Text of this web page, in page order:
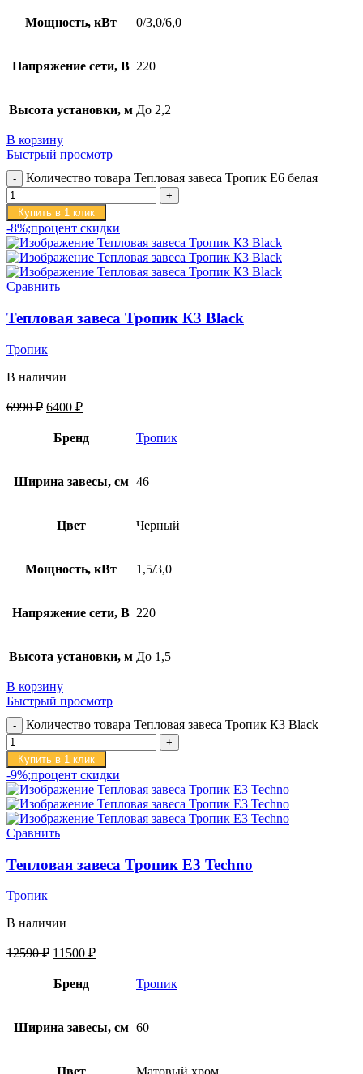
Мощность, кВт 0/3,0/6,0
Напряжение сети, В 220
Высота установки, м До 2,2
В корзину
Быстрый просмотр
Количество товара Тепловая завеса Тропик E6 белая
Купить в 1 клик
-8%;процент скидки
Сравнить
Тепловая завеса Тропик К3 Black
Тропик
В наличии
6990₽ 6400 ₽
Бренд Тропик
Ширина завесы, см 46
Цвет Черный
Мощность, кВт 1,5/3,0
Напряжение сети, В 220
Высота установки, м До 1,5
В корзину
Быстрый просмотр
Количество товара Тепловая завеса Тропик К3 Black
Купить в 1 клик
-9%;процент скидки
Сравнить
Тепловая завеса Тропик E3 Techno
Тропик
В наличии
12590₽ 11500 ₽
Бренд Тропик
Ширина завесы, см 60